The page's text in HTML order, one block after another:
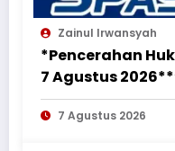
Zainul Irwansyah
*Pencerahan
7 Agustus
PERUBAHAN
TIDAK
7 Agustus 2026